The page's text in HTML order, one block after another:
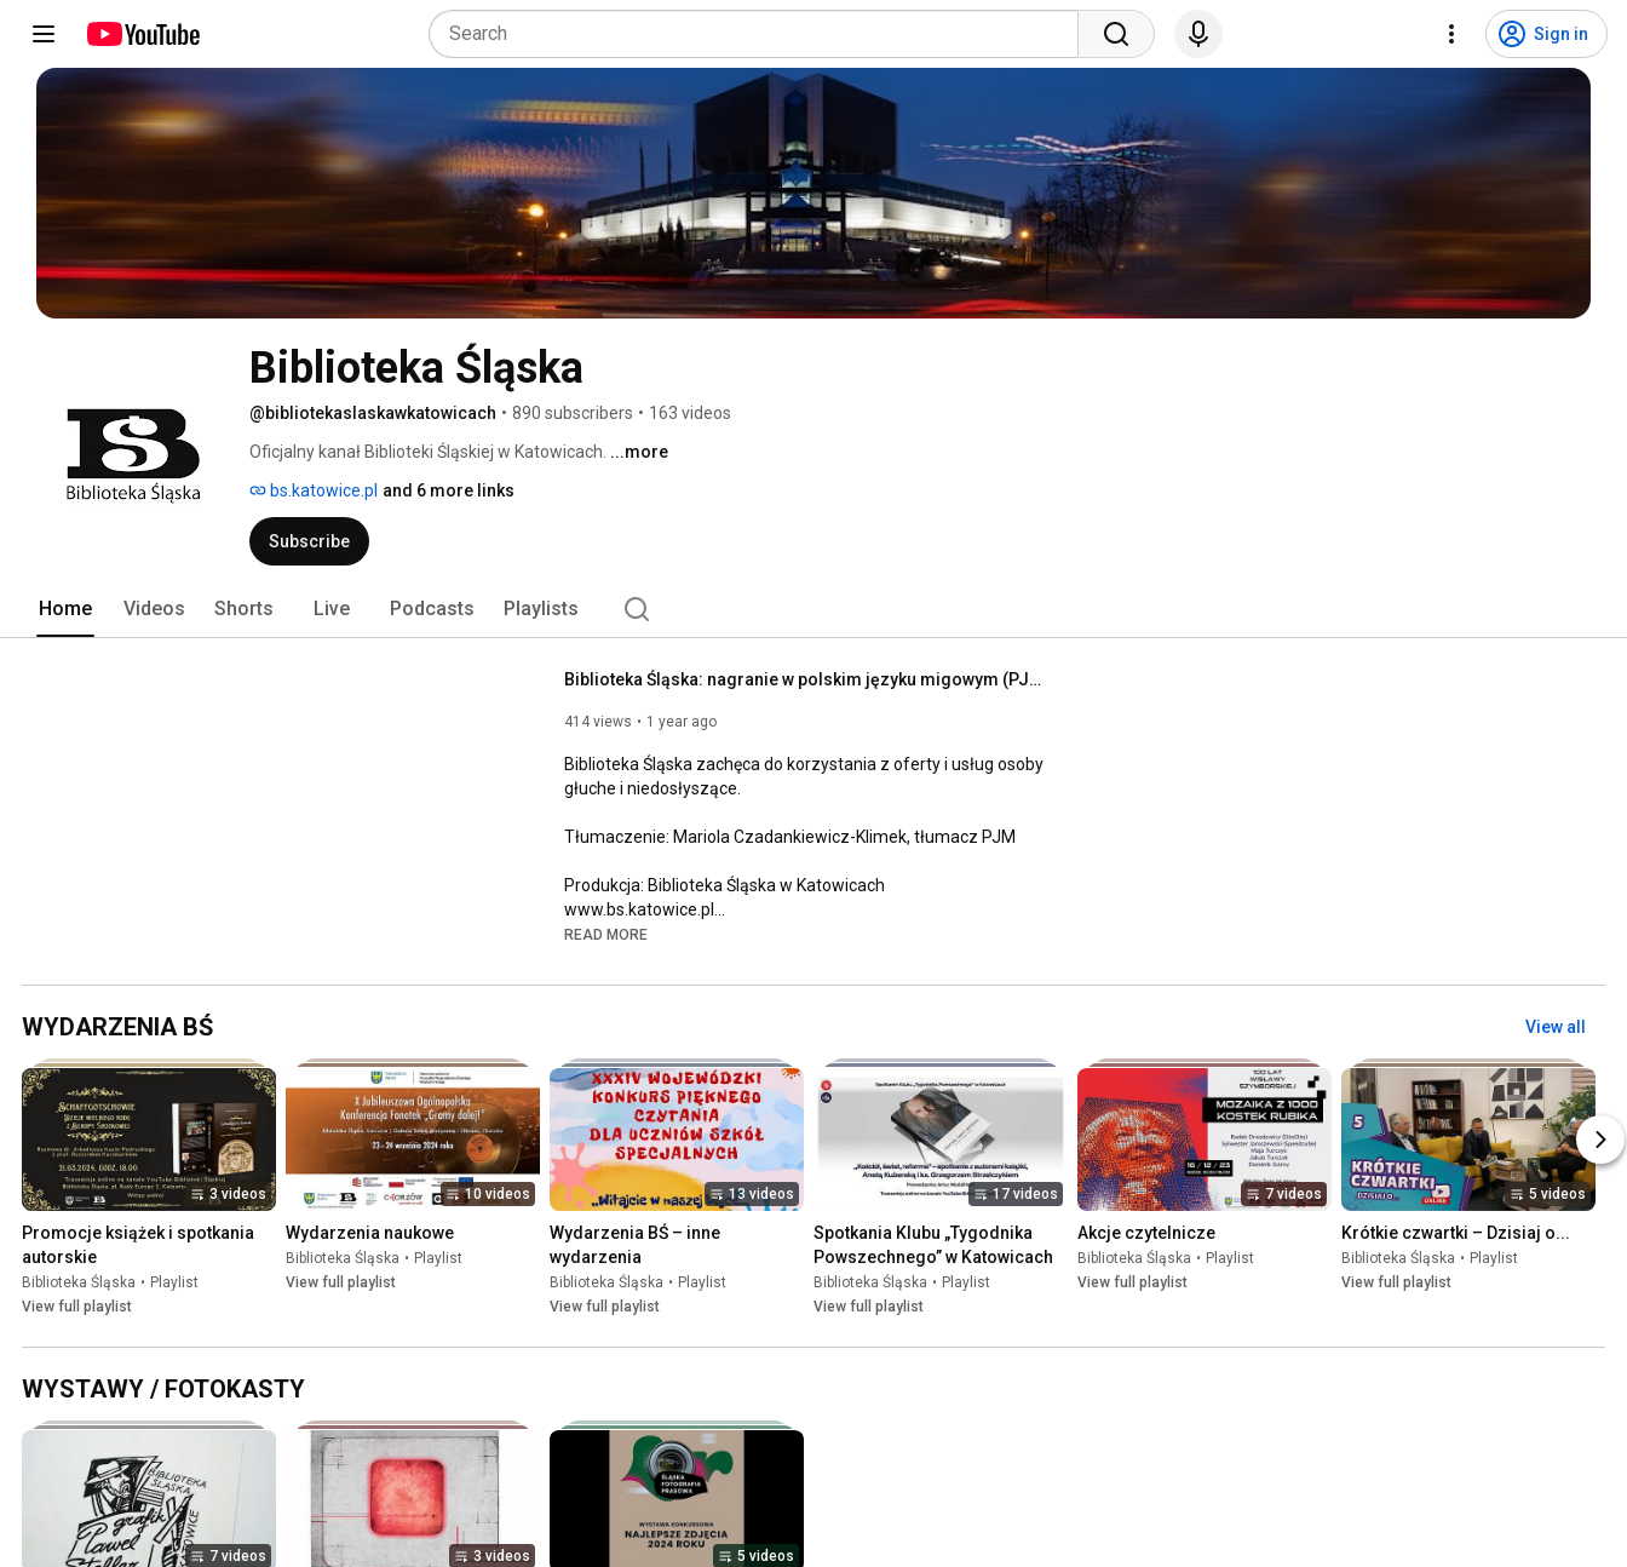
Sign in
Biblioteka Śląska
@bibliotekaslaskawkatowicach • 890 subscribers • 163 videos
Oficjalny kanał Biblioteki Śląskiej w Katowicach. ...more
bs.katowice.pl and 6 more links
Subscribe
Home Videos Shorts Live Podcasts Playlists
Biblioteka Śląska: nagranie w polskim języku migowym (PJM)
414 views 1 year ago
Biblioteka Śląska zachęca do korzystania z oferty i usług osoby
głuche i niedosłyszące.
Tłumaczenie: Mariola Czadankiewicz-Klimek, tłumacz PJM
Produkcja: Biblioteka Śląska w Katowicach
www.bs.katowice.pl
Katowice 2025
Znajdziecie nas także na:
READ MORE
WYDARZENIA BŚ View all
3 videos
Promocje książek i spotkania
autorskie
Biblioteka Śląska • Playlist
View full playlist
10 videos
Wydarzenia naukowe
Biblioteka Śląska • Playlist
View full playlist
13 videos
Wydarzenia BŚ – inne
wydarzenia
Biblioteka Śląska • Playlist
View full playlist
17 videos
Spotkania Klubu „Tygodnika
Powszechnego” w Katowicach
Biblioteka Śląska • Playlist
View full playlist
7 videos
Akcje czytelnicze
Biblioteka Śląska • Playlist
View full playlist
5 videos
Krótkie czwartki – Dzisiaj o...
Biblioteka Śląska • Playlist
View full playlist
WYSTAWY / FOTOKASTY
7 videos 3 videos 5 videos